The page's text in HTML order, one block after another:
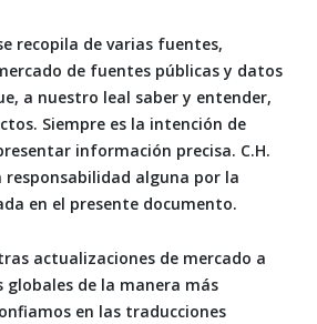
recopila de varias fuentes,
de fuentes públicas y datos
a nuestro leal saber y entender,
Siempre es la intención de
información precisa. C.H.
responsabilidad alguna por la
en el presente documento.
actualizaciones de mercado a
globales de la manera más
en las traducciones